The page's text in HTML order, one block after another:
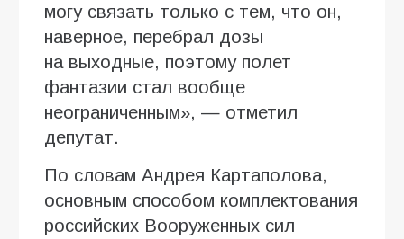
могу связать только с тем, что он,
наверное, перебрал дозы
на выходные, поэтому полет
фантазии стал вообще
неограниченным», — отметил
депутат.
По словам Андрея Картаполова,
основным способом комплектования
российских Вооруженных сил